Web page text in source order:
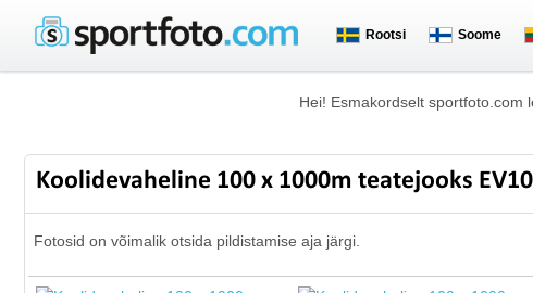
Rootsi Soome
Hei! Esmakordselt sportfoto.com
Koolidevaheline 100 x 1000m teatejooks
Fotosid on võimalik otsida pildistamise aja järgi.